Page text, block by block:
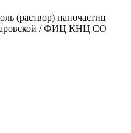
(раствор) наночастиц
/ ФИЦ КНЦ СО